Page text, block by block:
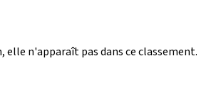
n'apparaît pas dans ce classement.